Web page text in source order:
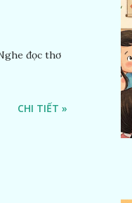
đọc thơ
CHI TIẾT »